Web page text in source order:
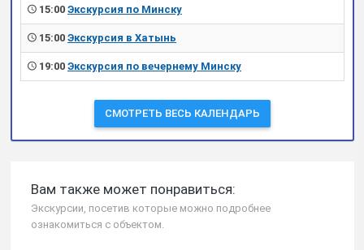
15:00 Экскурсия по Минску
15:00 Экскурсия в Хатынь
19:00 Экскурсия по вечернему Минску
СМОТРЕТЬ ВЕСЬ КАЛЕНДАРЬ
Вам также может понравиться:
Экскурсии, посетив которые можно подробнее
ознакомиться с объектом.